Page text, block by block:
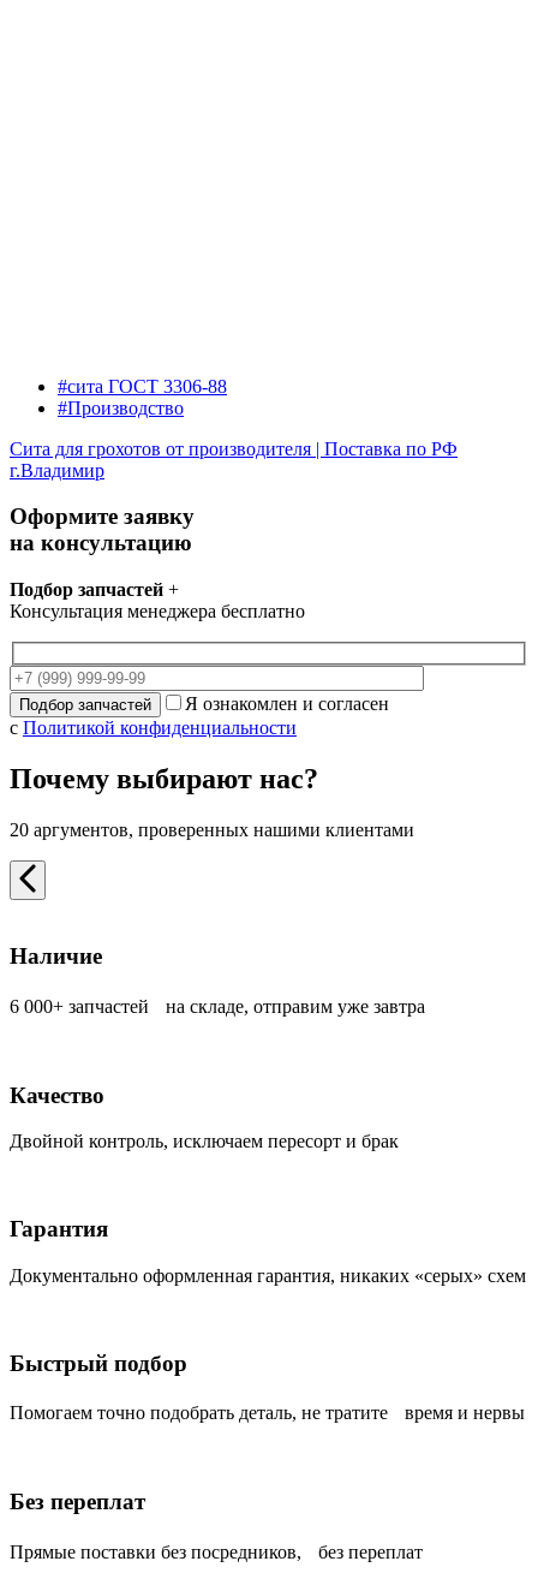
#сита ГОСТ 3306-88
#Производство
Сита для грохотов от производителя | Поставка по РФ
г.Владимир
Оформите заявку
на консультацию
Подбор запчастей +
Консультация менеджера бесплатно
Я ознакомлен и согласен
с Политикой конфиденциальности
Почему выбирают нас?
20 аргументов, проверенных нашими клиентами
Наличие
6 000+ запчастей на складе, отправим уже завтра
Качество
Двойной контроль, исключаем пересорт и брак
Гарантия
Документально оформленная гарантия, никаких «серых» схем
Быстрый подбор
Помогаем точно подобрать деталь, не тратите время и нервы
Без переплат
Прямые поставки без посредников, без переплат